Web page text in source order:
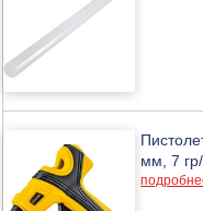
мм, 7